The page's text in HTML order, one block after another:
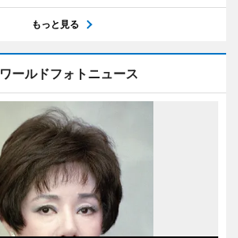
もっと見る
ワールドフォトニュース